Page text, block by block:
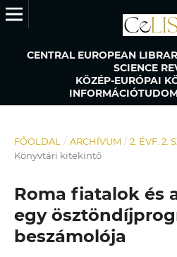
CENTRAL EUROPEAN
SCIENCE
KÖZÉP-EURÓPAI
FŐOLDAL / ARCHÍVUM / 2. ÉVF. 2.
Könyvtári kitekintő
Roma fiatalok és
egy
beszámolója